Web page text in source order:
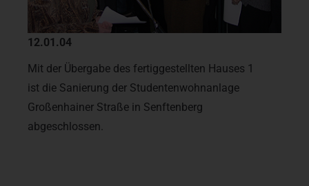
12.01.04
Mit der Übergabe des fertiggestellten Hauses 1
ist die Sanierung der Studentenwohnanlage
Großenhainer Straße in Senftenberg
abgeschlossen.